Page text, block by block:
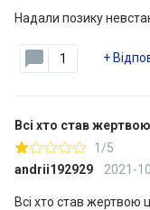
Надали позику
1 +
Всі хто став
1/5
andrii192929
2021-
Всі хто став жертвою